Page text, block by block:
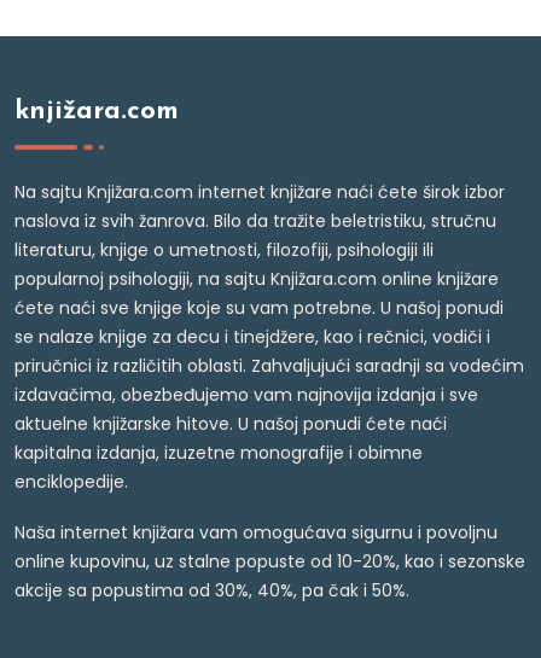
knjižara.com
Na sajtu Knjižara.com internet knjižare naći ćete širok izbor
naslova iz svih žanrova. Bilo da tražite beletristiku, stručnu
literaturu, knjige o umetnosti, filozofiji, psihologiji ili
popularnoj psihologiji, na sajtu Knjižara.com online knjižare
ćete naći sve knjige koje su vam potrebne. U našoj ponudi
se nalaze knjige za decu i tinejdžere, kao i rečnici, vodiči i
priručnici iz različitih oblasti. Zahvaljujući saradnji sa vodećim
izdavačima, obezbeđujemo vam najnovija izdanja i sve
aktuelne knjižarske hitove. U našoj ponudi ćete naći
kapitalna izdanja, izuzetne monografije i obimne
enciklopedije.
Naša internet knjižara vam omogućava sigurnu i povoljnu
online kupovinu, uz stalne popuste od 10-20%, kao i sezonske
akcije sa popustima od 30%, 40%, pa čak i 50%.